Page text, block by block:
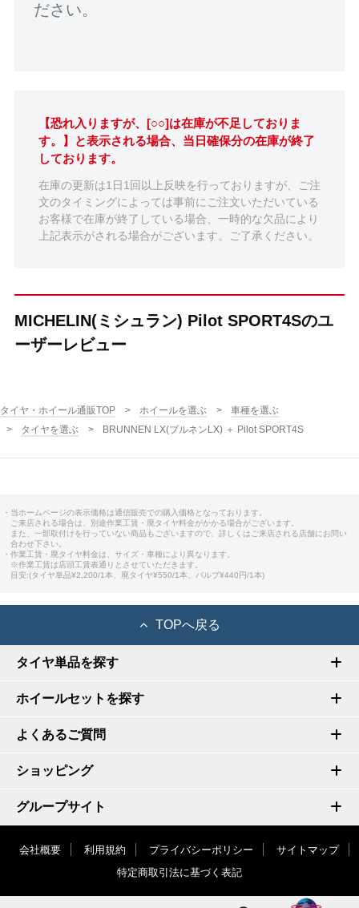
ださい。
【恐れ入りますが、[○○]は在庫が不足しておりま
す。】と表示される場合、当日確保分の在庫が終了
しております。
在庫の更新は1日1回以上反映を行っておりますが、ご注
文のタイミングによっては事前にご注文いただいている
お客様で在庫が終了している場合、一時的な欠品により
上記表示がされる場合がございます。ご了承ください。
MICHELIN(ミシュラン) Pilot SPORT4Sのユ
ーザーレビュー
タイヤ・ホイール通販TOP ホイールを選ぶ
車種を選ぶ
タイヤを選ぶ
BRUNNEN LX(ブルネンLX) ＋ Pilot SPORT4S
・当ホームページの表示価格は通信販売での購入価格となっております。
ご来店される場合は、別途作業工賃・廃タイヤ料金がかかる場合がございます。
また、一部取付けを行っていない商品もございますので、詳しくはご来店される店舗にお問い
合わせ下さい。
・作業工賃・廃タイヤ料金は、サイズ・車種により異なります。
※作業工賃は店頭工賃表通りとさせていただきます。
目安:(タイヤ単品¥2,200/1本、廃タイヤ¥550/1本、バルブ¥440円/1本)
TOPへ戻る
タイヤ単品を探す
ホイールセットを探す
よくあるご質問
ショッピング
グループサイト
会社概要 利用規約 プライバシーポリシー
サイトマップ
特定商取引法に基づく表記